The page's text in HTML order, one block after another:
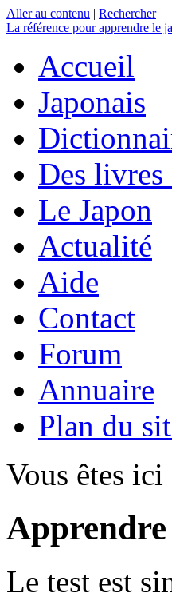
Aller au contenu | Rechercher
La référence pour apprendre le
Accueil
Japonais
Des livres
Le Japon
Actualité
Aide
Contact
Forum
Annuaire
Plan du
Vous êtes ici
Apprendre
Le test est